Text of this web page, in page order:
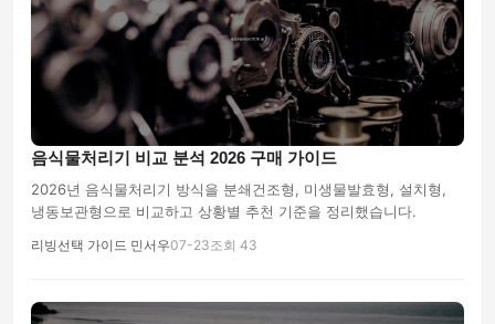
음식물처리기 비교 분석 2026 구매 가이드
2026년 음식물처리기 방식을 분쇄건조형, 미생물발효형, 설치형,
냉동보관형으로 비교하고 상황별 추천 기준을 정리했습니다.
리빙선택 가이드 민서우07-23조회 43